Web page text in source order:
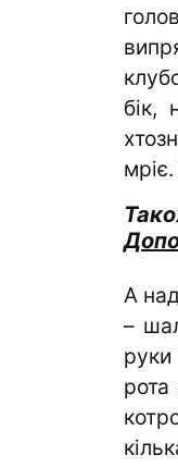
бік,
А
–
руки
рота